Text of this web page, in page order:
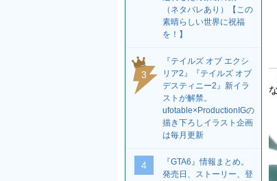
（ネタバレあり）【この
素晴らしい世界に祝福
を！】
3
『テイルズ オブ エクシ
リア2』『テイルズ オブ
デスティニー2』新イラ
ストが解禁。
ufotable×ProductionIGの
描き下ろしイラスト企画
は毎月更新
4
『GTA6』情報まとめ。
発売日、ストーリー、登